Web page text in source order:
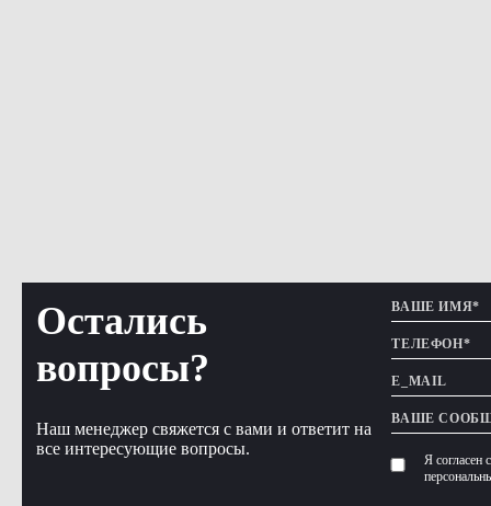
Остались
вопросы?
Наш менеджер свяжется с вами и ответит на
все интересующие вопросы.
Я согласен